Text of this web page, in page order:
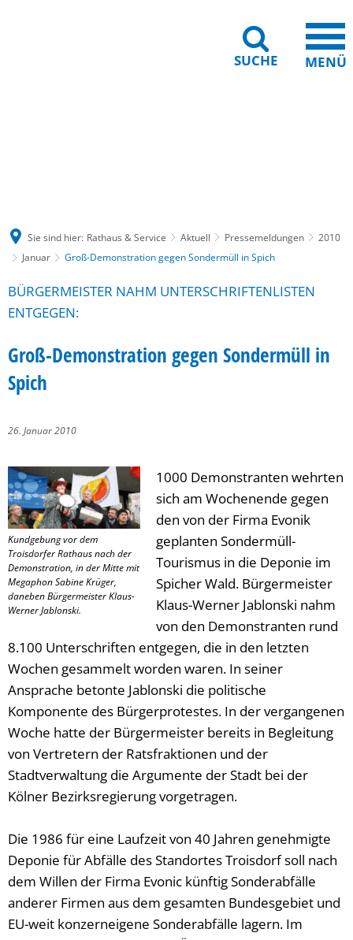
SUCHE MENÜ
Sie sind hier: Rathaus & Service Aktuell Pressemeldungen
2010
Januar
Groß-Demonstration gegen Sondermüll in Spich
BÜRGERMEISTER NAHM UNTERSCHRIFTENLISTEN
ENTGEGEN:
Groß-Demonstration gegen Sondermüll in
Spich
26. Januar 2010
Kundgebung vor dem
Troisdorfer Rathaus nach der
Demonstration, in der Mitte mit
Megaphon Sabine Krüger,
daneben Bürgermeister Klaus-
Werner Jablonski.
1000 Demonstranten wehrten
sich am Wochenende gegen
den von der Firma Evonik
geplanten Sondermüll-
Tourismus in die Deponie im
Spicher Wald. Bürgermeister
Klaus-Werner Jablonski nahm
von den Demonstranten rund
8.100 Unterschriften entgegen, die in den letzten
Wochen gesammelt worden waren. In seiner
Ansprache betonte Jablonski die politische
Komponente des Bürgerprotestes. In der vergangenen
Woche hatte der Bürgermeister bereits in Begleitung
von Vertretern der Ratsfraktionen und der
Stadtverwaltung die Argumente der Stadt bei der
Kölner Bezirksregierung vorgetragen.
Die 1986 für eine Laufzeit von 40 Jahren genehmigte
Deponie für Abfälle des Standortes Troisdorf soll nach
dem Willen der Firma Evonic künftig Sonderabfälle
anderer Firmen aus dem gesamten Bundesgebiet und
EU-weit konzerneigene Sonderabfälle lagern. Im